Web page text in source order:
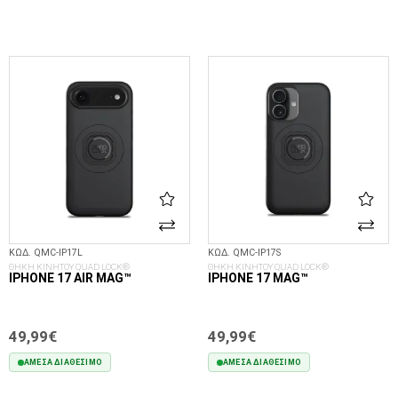
ΚΩΔ. QMC-IP17L
ΘΗΚΗ ΚΙΝΗΤΟΥ QUAD LOCK®
IPHONE 17 AIR MAG™
49,99€
ΆΜΕΣΑ ΔΙΑΘΈΣΙΜΟ
ΚΩΔ. QMC-IP17S
ΘΗΚΗ ΚΙΝΗΤΟΥ QUAD LOCK®
IPHONE 17 MAG™
49,99€
ΆΜΕΣΑ ΔΙΑΘΈΣΙΜΟ